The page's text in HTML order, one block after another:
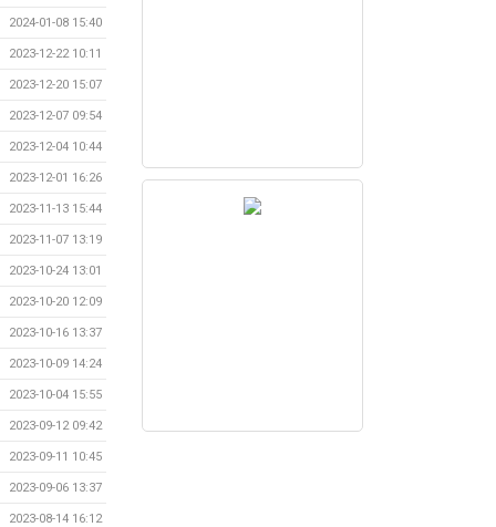
2024-01-08 15:40
2023-12-22 10:11
2023-12-20 15:07
2023-12-07 09:54
2023-12-04 10:44
2023-12-01 16:26
2023-11-13 15:44
2023-11-07 13:19
2023-10-24 13:01
2023-10-20 12:09
2023-10-16 13:37
2023-10-09 14:24
2023-10-04 15:55
2023-09-12 09:42
2023-09-11 10:45
2023-09-06 13:37
2023-08-14 16:12